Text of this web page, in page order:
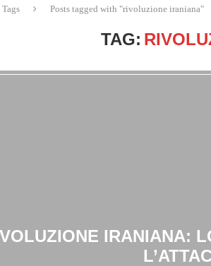
Tags Posts tagged with "rivoluzione iraniana"
TAG:
IRANIANA: